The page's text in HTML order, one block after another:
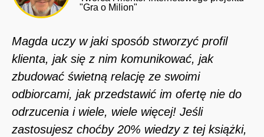
"Gra o Milion"
Magda uczy w jaki sposób stworzyć profil
klienta, jak się z nim komunikować, jak
zbudować świetną relację ze swoimi
odbiorcami, jak przedstawić im ofertę nie do
odrzucenia i wiele, wiele więcej! Jeśli
zastosujesz choćby 20% wiedzy z tej książki,